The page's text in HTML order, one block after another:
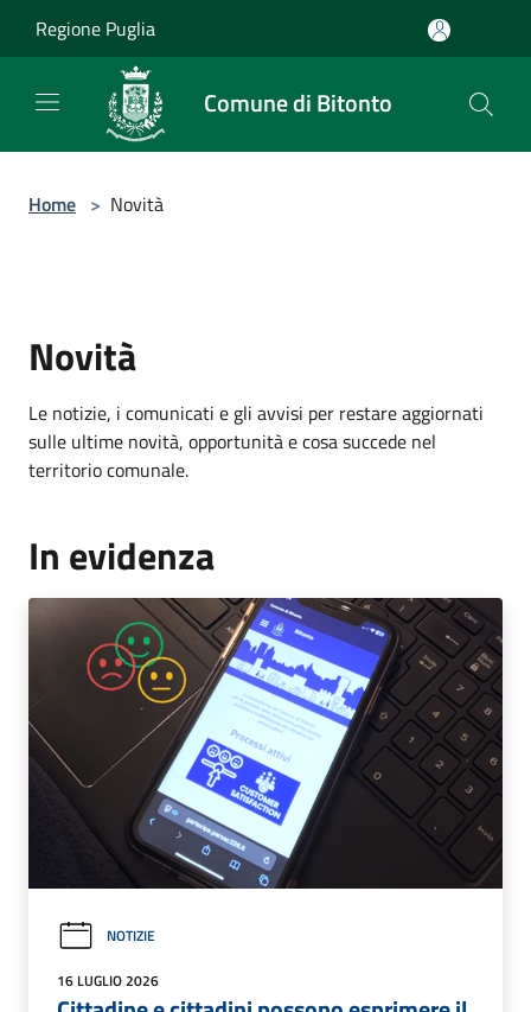
Regione Puglia
Comune di Bitonto
Home > Novità
Novità
Le notizie, i comunicati e gli avvisi per restare aggiornati
sulle ultime novità, opportunità e cosa succede nel
territorio comunale.
In evidenza
NOTIZIE
16 LUGLIO 2026